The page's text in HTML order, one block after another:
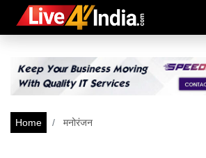
Home मनोरंजन